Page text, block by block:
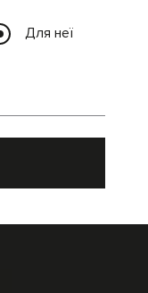
Для неї